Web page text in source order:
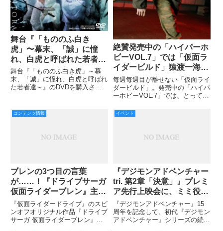
舞台『「もののふ白き
虎」〜幕末、「誠」に憧
れ、白虎と呼ばれた若者達
~』DVD発売記念イベント
開催!!
舞台『「もののふ白き虎」～幕
末、「誠」に憧れ、白虎と呼ばれ
た若者達～』のDVDを購入され
東京・多目的ホール21ホールに
て行われました。
絶賛発売中の「ハイパーホ
ビーVOL.7」では「仮面ラ
イダービルド」猿渡一海/
仮面ライダーグリス役の武
田航平さんインタビューを
掲載中！なんとスペシャル
毎週毎週目が離せない「仮面ライ
ダービルド」。発売中の「ハイパ
ーホビーVOL.7」では、とっても
っております！ カズミンからの
スペシャル動画もお見逃しな
コンテンツ情報
ブレンの3つ目の言葉
が……！『ドライブサーガ
仮面ライダーブレン』主
演・松島庄汰さんインタビ
ュー！
『仮面ライダードライブ』のスピ
ンオフオリジナル作品『ドライブ
サーガ 仮面ライダーブレン』
イベント
『デジモンアドベンチャー
tri. 第2章「決意」』プレミ
ア先行上映会に、ミミ役の
吉田仁美と丈役の池田純矢
が登壇!
『デジモンアドベンチャー』15
周年を記念して、初代『デジモン
アドベンチャー』シリーズの続編